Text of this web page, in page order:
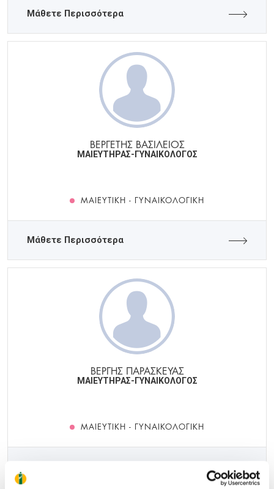
Μάθετε Περισσότερα
ΒΕΡΓΕΤΗΣ ΒΑΣΙΛΕΙΟΣ
ΜΑΙΕΥΤΗΡΑΣ-ΓΥΝΑΙΚΟΛΟΓΟΣ
ΜΑΙΕΥΤΙΚΉ - ΓΥΝΑΙΚΟΛΟΓΙΚΉ
Μάθετε Περισσότερα
ΒΕΡΓΗΣ ΠΑΡΑΣΚΕΥΑΣ
ΜΑΙΕΥΤΗΡΑΣ-ΓΥΝΑΙΚΟΛΟΓΟΣ
ΜΑΙΕΥΤΙΚΉ - ΓΥΝΑΙΚΟΛΟΓΙΚΉ